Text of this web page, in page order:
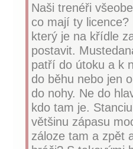
Naši trenéři
co mají ty
který je na křídle
postavit.
patří do útoku a k
do běhu nebo jen
do nohy. Ne do
kdo tam je.
většinu zápasu
záloze tam a zpět